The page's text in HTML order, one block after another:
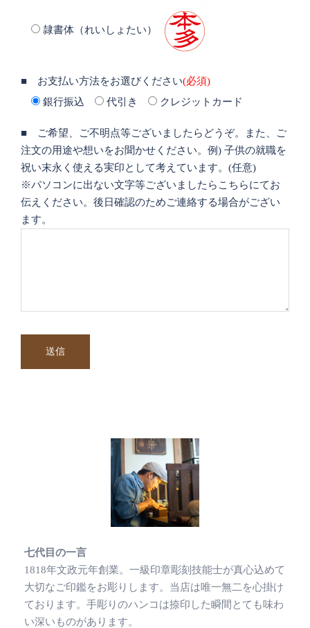
隷書体（れいしょたい）
■ お支払い方法をお選びください(必須)
銀行振込
代引き クレジットカード
■ ご希望、ご不明点等ございましたらどうぞ。また、ご
注文の用途や想いをお聞かせください。例) 子供の就職を
祝い末永く使える実印として考えています。(任意)
※パソコンに出ない文字等ございましたらこちらにてお
伝えください。後日確認のためご連絡する場合がござい
ます。
七代目の一言
1818年文政元年創業。一級印章彫刻技能士が真心込めて
大切なご印鑑をお彫りします。当店は唯一無二を心掛け
ております。手彫りのハンコは捺印した瞬間とても味わ
い深いものがあります。